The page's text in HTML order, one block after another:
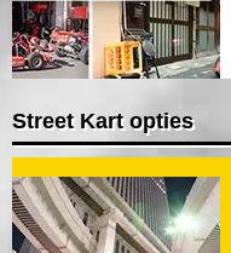
Street Kart opties